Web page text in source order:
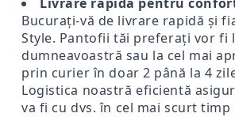
Bucurați-vă de livrare rapidă și
Style. Pantofii tăi preferați vor fi
dumneavoastră sau la cel mai
prin curier în doar 2 până la 4
Logistica noastră eficientă
va fi cu dvs. în cel mai scurt timp